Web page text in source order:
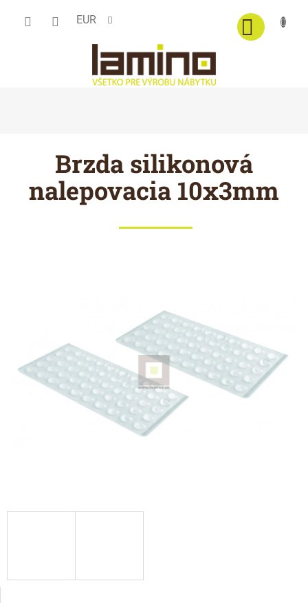
EUR
Brzda silikonová
nalepovacia 10x3mm